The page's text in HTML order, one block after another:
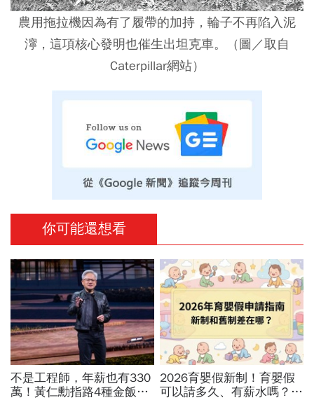
農用拖拉機因為有了履帶的加持，輪子不再陷入泥
濘，這項核心發明也催生出坦克車。（圖／取自
Caterpillar網站）
你可能還想看
不是工程師，年薪也有330
萬！黃仁勳指路4種金飯
2026育嬰假新制！育嬰假
可以請多久、有薪水嗎？育